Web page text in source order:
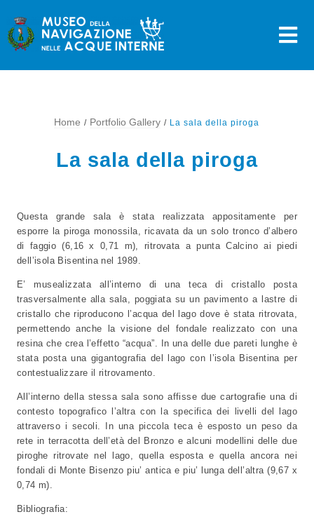
content
Home Portfolio Gallery La sala della piroga
La sala della piroga
Questa grande sala è stata realizzata appositamente per
esporre la piroga monossila, ricavata da un solo tronco d’albero
di faggio (6,16 x 0,71 m), ritrovata a punta Calcino ai piedi
dell’isola Bisentina nel 1989.
E’ musealizzata all’interno di una teca di cristallo posta
trasversalmente alla sala, poggiata su un pavimento a lastre di
cristallo che riproducono l’acqua del lago dove è stata ritrovata,
permettendo anche la visione del fondale realizzato con una
resina che crea l’effetto “acqua”. In una delle due pareti lunghe è
stata posta una gigantografia del lago con l’isola Bisentina per
contestualizzare il ritrovamento.
All’interno della stessa sala sono affisse due cartografie una di
contesto topografico l’altra con la specifica dei livelli del lago
attraverso i secoli. In una piccola teca è esposto un peso da
rete in terracotta dell’età del Bronzo e alcuni modellini delle due
piroghe ritrovate nel lago, quella esposta e quella ancora nei
fondali di Monte Bisenzo piu’ antica e piu’ lunga dell’altra (9,67 x
0,74 m).
Bibliografia: